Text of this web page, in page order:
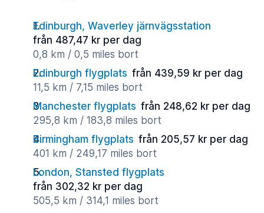
Edinburgh, Waverley järnvägsstation
från 487,47 kr per dag
0,8 km / 0,5 miles bort
Edinburgh flygplats från 439,59 kr per dag
11,5 km / 7,15 miles bort
Manchester flygplats från 248,62 kr per dag
295,8 km / 183,8 miles bort
Birmingham flygplats från 205,57 kr per dag
401 km / 249,17 miles bort
London, Stansted flygplats
från 302,32 kr per dag
505,5 km / 314,1 miles bort